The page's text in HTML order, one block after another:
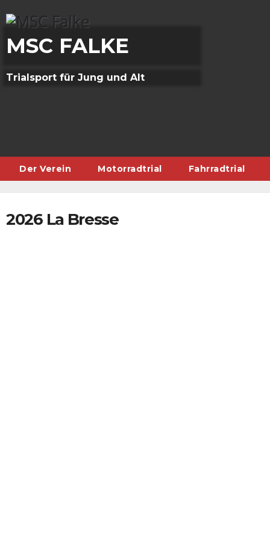
to
content
MSC FALKE
Trialsport für Jung und Alt
Der Verein Motorradtrial Fahrradtrial
2026 La Bresse